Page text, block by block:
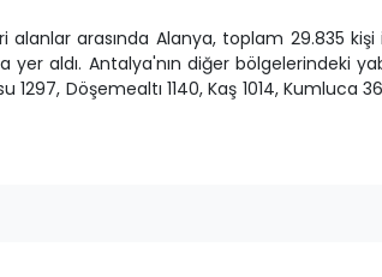
alanlar arasında Alanya, toplam 29.835
yer aldı. Antalya'nın diğer bölgelerindeki
Döşemealtı 1140, Kaş 1014, Kumluca